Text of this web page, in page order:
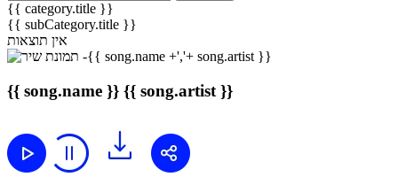
{{ category.title }}
{{ subCategory.title }}
אין תוצאות
{{ song.name }} {{ song.artist }}